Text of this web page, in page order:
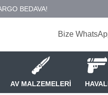
Bize
AV MALZEMELERİ